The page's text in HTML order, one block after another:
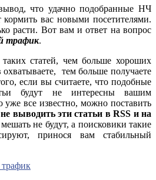
что удачно подобранные НЧ
кормить вас новыми посетителями.
расти. Вот вам и ответ на вопрос
трафик.
статей, чем больше хороших
охватываете, тем больше получаете
если вы считаете, что подобные
будут не интересны вашим
уже все известно, можно поставить
не выводить эти статьи в RSS и на
не будут, а поисковики такие
принося вам стабильный